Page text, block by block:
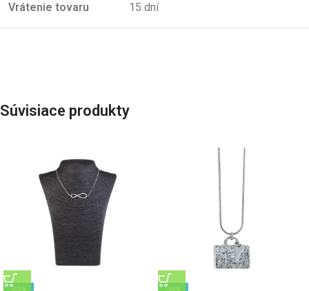
Vrátenie tovaru 15 dní
Súvisiace produkty